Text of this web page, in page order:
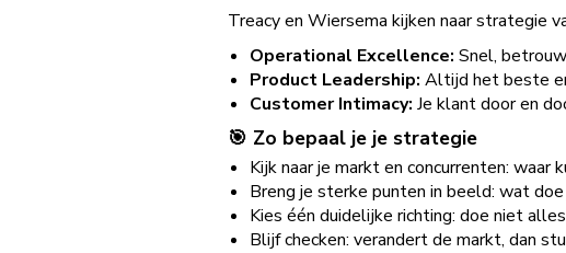
Treacy en Wiersema kijken naar strategie
Operational Excellence: Snel,
Product Leadership: Altijd het beste
Customer Intimacy: Je klant door en
🎯 Zo bepaal je je strategie
Kijk naar je markt en concurrenten: waar
Breng je sterke punten in beeld: wat
Kies één duidelijke richting: doe niet
Blijf checken: verandert de markt, dan